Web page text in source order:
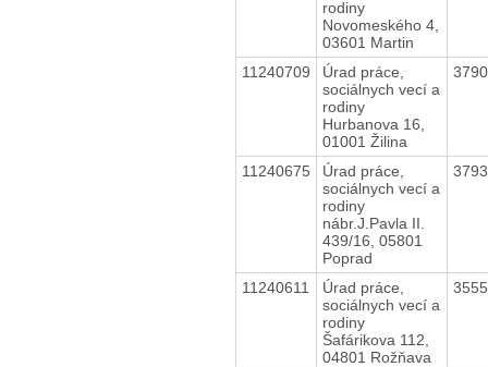
rodiny
Novomeského 4,
03601 Martin
11240709
Úrad práce,
sociálnych vecí a
rodiny
Hurbanova 16,
01001 Žilina
11240675
Úrad práce,
sociálnych vecí a
rodiny
nábr.J.Pavla II.
439/16, 05801
Poprad
11240611
Úrad práce,
sociálnych vecí a
rodiny
Šafárikova 112,
04801 Rožňava